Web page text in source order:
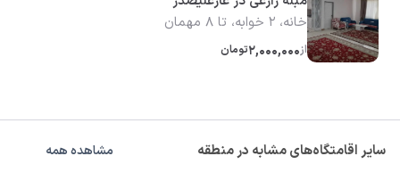
خانه، 2 خوابه، تا 8 مهمان
از2,000,000تومان
سایر اقامتگاه‌های مشابه در منطقه مشاهده همه